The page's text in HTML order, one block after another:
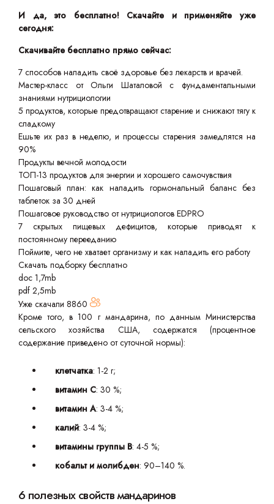
И да, это бесплатно! Скачайте и применяйте уже
сегодня:
Скачивайте бесплатно прямо сейчас:
7 способов наладить своё здоровье без лекарств и врачей.
Мастер-класс от Ольги Шаталовой с фундаментальными
знаниями нутрициологии
5 продуктов, которые предотвращают старение и снижают тягу к
сладкому
Ешьте их раз в неделю, и процессы старения замедлятся на
90%
Продукты вечной молодости
ТОП-13 продуктов для энергии и хорошего самочувствия
Пошаговый план: как наладить гормональный баланс без
таблеток за 30 дней
Пошаговое руководство от нутрициологов EDPRO
7 скрытых пищевых дефицитов, которые приводят к
постоянному перееданию
Поймите, чего не хватает организму и как наладить его работу
Скачать подборку бесплатно
doc 1,7mb
pdf 2,5mb
Уже скачали 8860
Кроме того, в 100 г мандарина, по данным Министерства
сельского хозяйства США, содержатся (процентное
содержание приведено от суточной нормы):
клетчатка: 1-2 г;
витамин С: 30 %;
витамин А: 3-4 %;
калий: 3-4 %;
витамины группы В: 4-5 %;
кобальт и молибден: 90–140 %.
6 полезных свойств мандаринов